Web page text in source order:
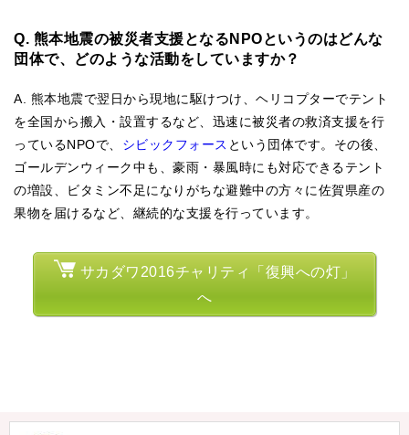
Q. 熊本地震の被災者支援となるNPOというのはどんな
団体で、どのような活動をしていますか？
A. 熊本地震で翌日から現地に駆けつけ、ヘリコプターでテント
を全国から搬入・設置するなど、迅速に被災者の救済支援を行
っているNPOで、 シビックフォース という団体です。その後、
ゴールデンウィーク中も、豪雨・暴風時にも対応できるテント
の増設、ビタミン不足になりがちな避難中の方々に佐賀県産の
果物を届けるなど、継続的な支援を行っています。
サカダワ2016チャリティ「復興への灯」
へ